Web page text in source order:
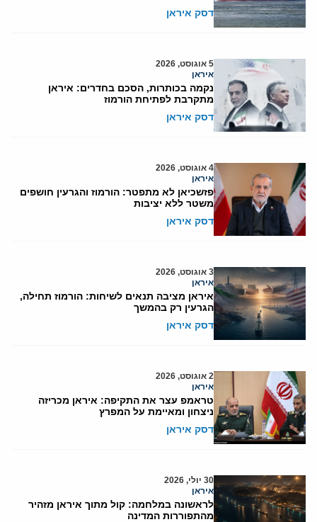
דסק איראן
5 אוגוסט, 2026
איראן
נקמה בכותרות, הסכם בחדרים: איראן
מתקרבת לפתיחת הורמוז
דסק איראן
4 אוגוסט, 2026
איראן
פזשכיאן לא מתפטר: הורמוז והגרעין חושפים
משטר ללא יציבות
דסק איראן
3 אוגוסט, 2026
איראן
איראן מציבה תנאים לשיחות: הורמוז תחילה,
הגרעין רק בהמשך
דסק איראן
2 אוגוסט, 2026
איראן
טראמפ עצר את התקיפה: איראן מכריזה
ניצחון ומאיימת על המפרץ
דסק איראן
30 יולי, 2026
איראן
לראשונה במלחמה: קול מתוך איראן מזהיר
מהתפוררות המדינה